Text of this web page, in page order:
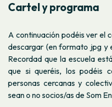
Cartel y programa
A continuación podéis ver el
descargar (en formato jpg y
Recordad que la escuela
que si queréis, los podéis
personas cercanas y
sean o no socios/as de Som